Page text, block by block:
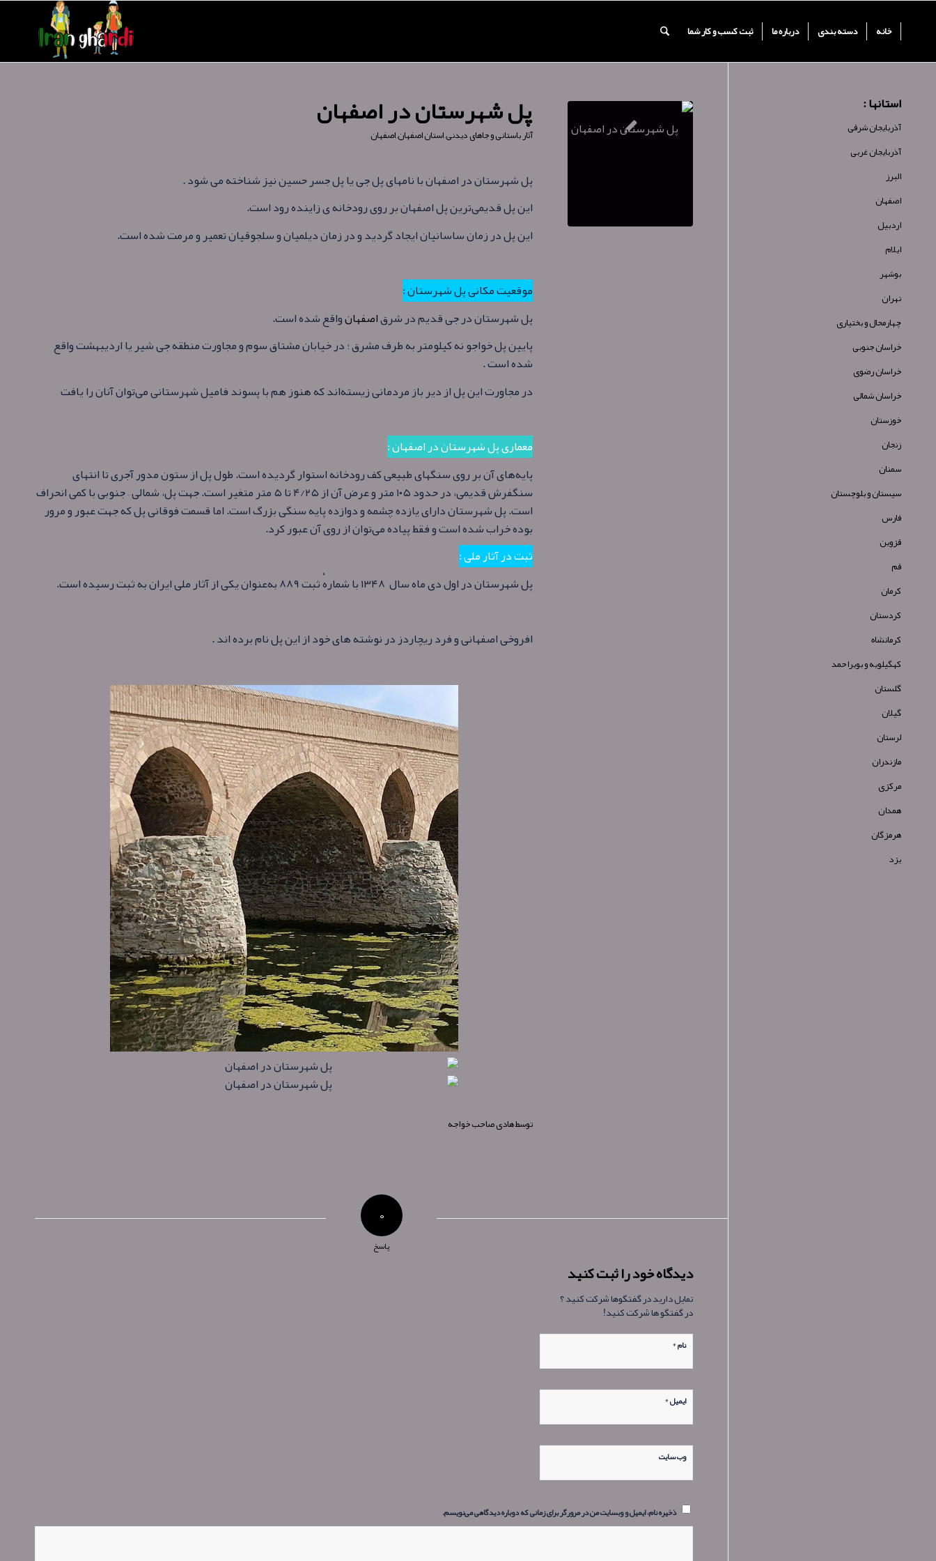
خانه دسته بندی درباره ما ثبت کسب و کار شما
پل شهرستان در اصفهان
آثار باستانی و جاهای دیدنی,استان اصفهان,اصفهان
پل شهرستان در اصفهان با نامهای پل جی یا پل جسر حسین نیز شناخته می شود .
این پل قدیمی‌ترین پل اصفهان بر روی رودخانه ی زاینده رود است.
این پل در زمان ساسانیان ایجاد گردید و در زمان دیلمیان و سلجوقیان تعمیر و مرمت شده‌ است.
موقعیت مکانی پل شهرستان :
پل شهرستان در جی قدیم در شرقاصفهانواقع شده‌ است.
پایین پل خواجو نه کیلومتر به طرف مشرق ؛ در خیابان مشتاق سوم و مجاورت منطقه جی شیر یا اردیبهشت واقع
شده است .
در مجاورت این پل از دیر باز مردمانی زیسته‌اند که هنوز هم با پسوند فامیل شهرستانی می‌توان آنان را یافت
معماری پل شهرستان در اصفهان :
پایه‌های آن بر روی سنگهای طبیعی کف رودخانه استوار گردیده‌ است. طول پل از ستون مدور آجری تا انتهای
سنگفرش قدیمی، در حدود ۱۰۵ متر و عرض آن از ۴/۲۵ تا ۵ متر متغیر است. جهت پل، شمالی – جنوبی با کمی انحراف
است. پل شهرستان دارای یازده چشمه و دوازده پایه سنگی بزرگ است. اما قسمت فوقانی پل که جهت عبور و مرور
بوده خراب شده‌ است و فقط پیاده می‌توان از روی آن عبور کرد.
ثبت در آثار ملی :
پل شهرستان در اول دی ماه سال ۱۳۴۸ با شمارهٔ ثبت ۸۸۹ به‌عنوان یکی از آثار ملی ایران به ثبت رسیده‌ است.
افروخی اصفهانی و فرد ریچاردز در نوشته های خود از این پل نام برده اند .
توسطهادی صاحب خواجه
۰
پاسخ
دیدگاه خود را ثبت کنید
تمایل دارید در گفتگوها شرکت کنید ؟
در گفتگو ها شرکت کنید!
نام*
ایمیل*
وب‌ سایت
ذخیره نام، ایمیل و وبسایت من در مرورگر برای زمانی که دوباره دیدگاهی می‌نویسم.
استانها :
آذربایجان شرقی
آذربایجان غربی
البرز
اصفهان
اردبیل
ایلام
بوشهر
تهران
چهارمحال و بختیاری
خراسان جنوبی
خراسان رضوی
خراسان شمالی
خوزستان
زنجان
سمنان
سیستان و بلوچستان
فارس
قزوین
قم
کرمان
کردستان
کرمانشاه
کهگیلویه و بویراحمد
گلستان
گیلان
لرستان
مازندران
مرکزی
همدان
هرمزگان
یزد